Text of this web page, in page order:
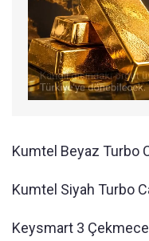
Kumtel Beyaz Turbo
Kumtel Siyah Turbo
Keysmart 3